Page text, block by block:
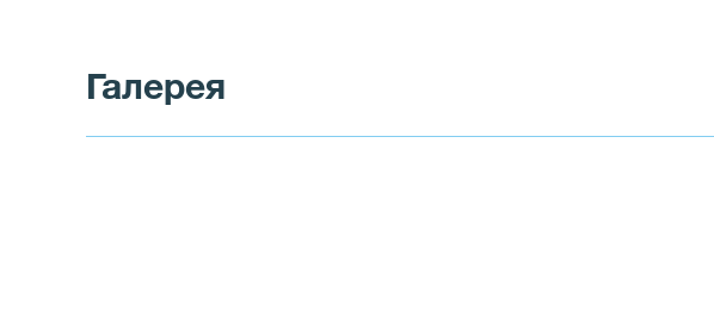
Галерея